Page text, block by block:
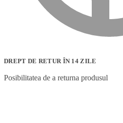
DREPT DE RETUR ÎN 14 ZILE
Posibilitatea de a returna produsul